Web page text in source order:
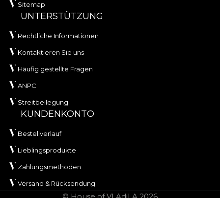
Sitemap
UNTERSTÜTZUNG
Rechtliche Informationen
Kontaktieren Sie uns
Häufig gestellte Fragen
ANPC
Streitbeilegung
KUNDENKONTO
Bestellverlauf
Lieblingsprodukte
Zahlungsmethoden
Versand & Rücksendung